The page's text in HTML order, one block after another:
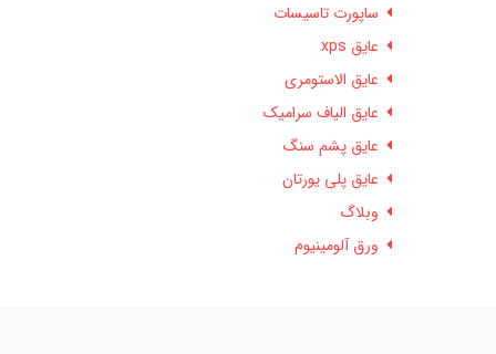
ساپورت تاسیسات
عایق xps
عایق الاستومری
عایق الیاف سرامیک
عایق پشم سنگ
عایق پلی یورتان
وبلاگ
ورق آلومینیوم